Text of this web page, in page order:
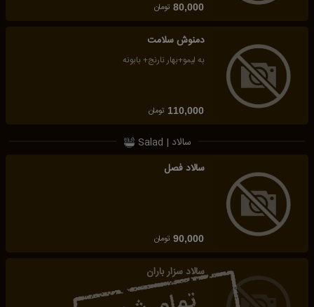
80,000 تومان
دمنوش سلامت
به لیمو+بهار نارنج+ بابونه
110,000 تومان
سالاد | Salad
سالاد فصل
90,000 تومان
سالاد سزار باران